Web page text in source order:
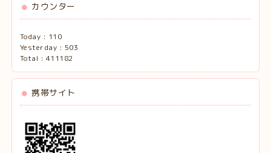
カウンター
Today : 110
Yesterday : 503
Total : 411182
携帯サイト